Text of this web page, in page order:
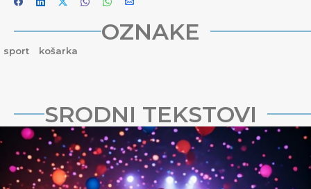
OZNAKE
sport košarka
SRODNI TEKSTOVI